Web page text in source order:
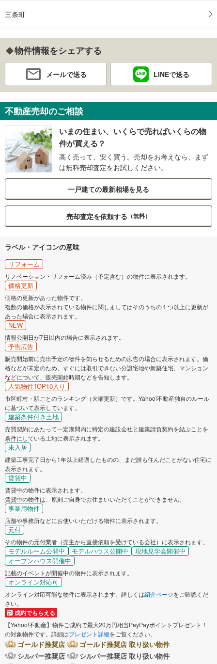
三条町
物件情報をシェアする
メールで送る LINEで送る
不動産売却のご相談
いまの住まい、いくらで売ればいくらの物
件が買える？
高く売って、安く買う。売却をお考えなら、まず
は無料売却査定をお試しください。
一戸建ての最新相場を見る
売却査定を依頼する （無料）
ラベル・アイコンの意味
リフォーム
リノベーション・リフォーム済み（予定含む）の物件に表示されます。
価格更新
価格の更新があった物件です。
複数の価格が表示されている物件に関しましてはそのうちの１つ以上に更新が
あった場合に表示されます。
NEW
情報公開日が7日以内の場合に表示されます。
予告広告
販売開始前に売出予定の物件を知らせるための広告の場合に表示されます。価
格などが未定のため、すぐには取引できない分譲宅地や新築住宅、マンション
などについて、販売開始時期などを告知します。
人気物件TOP10入り
市区町村・駅ごとのランキング（火曜更新）です。Yahoo!不動産独自のルール
に基づいて表示しています。
建築条件付き土地
売買契約にあたって一定期間内に特定の建設会社と建築請負契約を結ぶことを
条件にしている土地に表示されます。
未入居
建築工事完了日から1年以上経過したものの、まだ誰も住んだことがない住宅に
表示されます。
賃貸中
賃貸中の物件に表示されます。
賃貸中の物件は、原則ご自身でお住まいいただくことができません。
事業用物件
店舗や事務所などにお使いいただける物件に表示されます。
元付
その物件の元付業者（売主から直接依頼を受けている会社）に表示されます。
モデルルーム公開中 モデルハウス公開中
現地見学会開催中
オープンハウス開催中
記載のイベントが開催中の物件に表示されます。
オンライン対応可
オンライン対応可能な物件に表示されます。詳しくは紹介ページをご確認くだ
さい。
成約でもらえる
【Yahoo!不動産】物件ご成約で最大20万円相当PayPayポイントプレゼント！
の対象物件です。詳細はプレゼント詳細をご覧ください。
ゴールド推奨店
ゴールド推奨店 取り扱い物件
シルバー推奨店
シルバー推奨店 取り扱い物件